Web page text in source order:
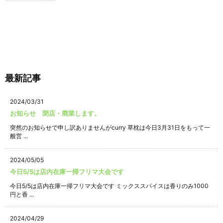
最新記事
2024/03/31
お知らせ 閉店・廃業します。
突然のお知らせで申し訳ありませんがcurry 草枕は今日3月31日をもって一
般営 ...
2024/05/05
今日5/5は店内在庫一掃フリマ大会です
今日5/5は店内在庫一掃フリマ大会です ミックススパイスは香りのみ1000
円と香 ...
2024/04/29